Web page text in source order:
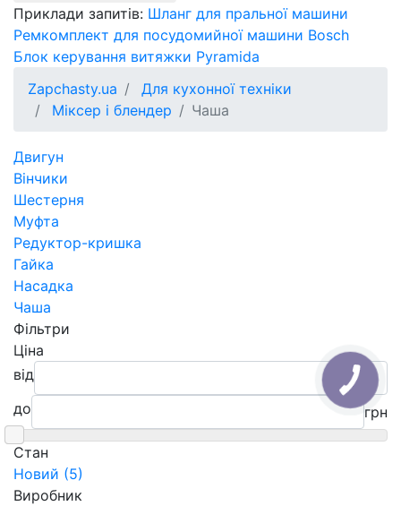
Приклади запитів: Шланг для пральної машини
Ремкомплект для посудомийної машини Bosch
Блок керування витяжки Pyramida
Zapchasty.ua
Для кухонної техніки
Міксер і блендер
Чаша
Двигун
Вінчики
Шестерня
Муфта
Редуктор-кришка
Гайка
Насадка
Чаша
Фільтри
Ціна
від
до
грн
Cтан
Новий (5)
Виробник